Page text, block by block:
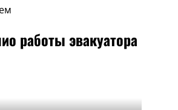
работы эвакуатора